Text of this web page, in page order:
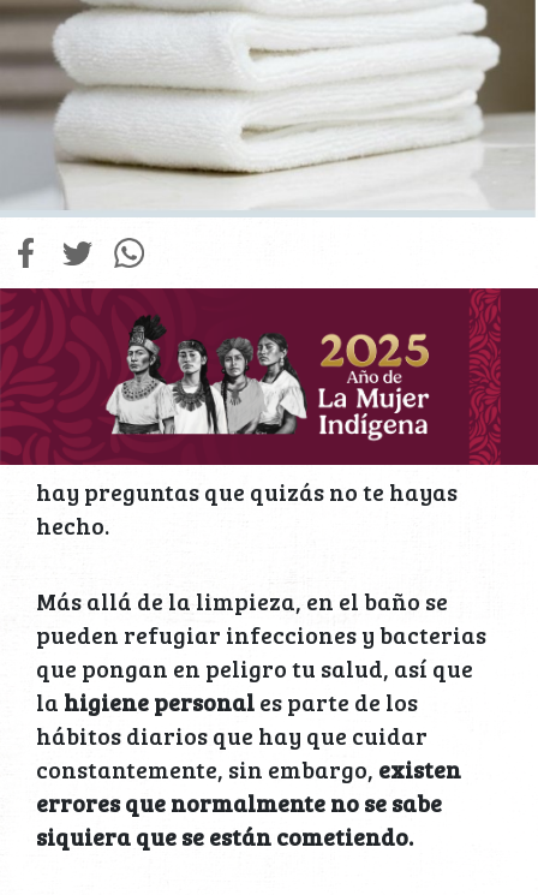
hay preguntas que quizás no te hayas
hecho.
Más allá de la limpieza, en el baño se
pueden refugiar infecciones y bacterias
que pongan en peligro tu salud, así que
la higiene personales parte de los
hábitos diarios que hay que cuidar
constantemente, sin embargo, existen
errores que normalmente no se sabe
siquiera que se están cometiendo.